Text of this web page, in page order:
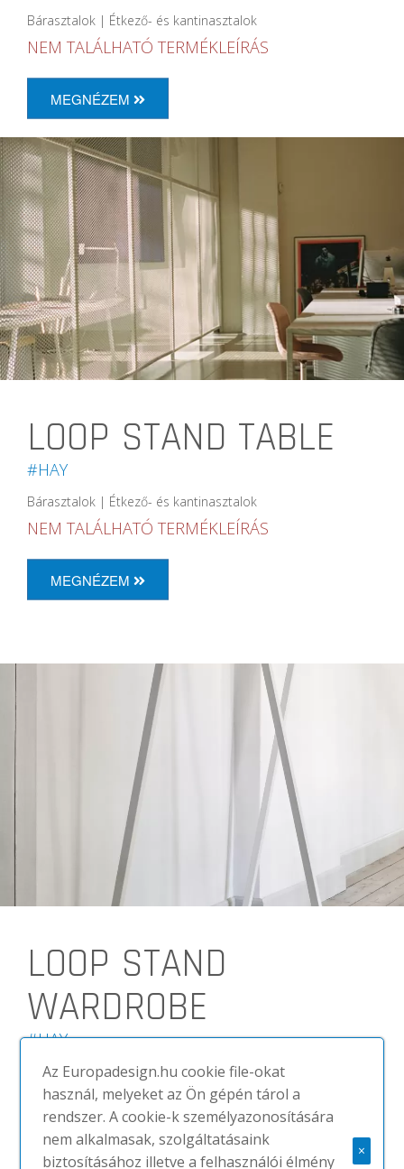
Bárasztalok | Étkező- és kantinasztalok
NEM TALÁLHATÓ TERMÉKLEÍRÁS
MEGNÉZEM
LOOP STAND TABLE
#HAY
Bárasztalok | Étkező- és kantinasztalok
NEM TALÁLHATÓ TERMÉKLEÍRÁS
MEGNÉZEM
LOOP STAND
WARDROBE
#HAY
Fogasok
A dán Leif Jørgensen által tervezett
Loop ruhaállvány vizualitása a
funkcionalitásán alapszik. Az elegáns,
Az Europadesign.hu cookie file-okat
használ, melyeket az Ön gépén tárol a
rendszer. A cookie-k személyazonosítására
nem alkalmasak, szolgáltatásaink
biztosításához illetve a felhasználói élmény
×